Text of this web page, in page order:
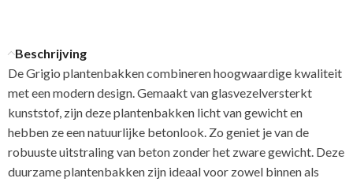
Beschrijving
De Grigio plantenbakken combineren hoogwaardige kwaliteit
met een modern design. Gemaakt van glasvezelversterkt
kunststof, zijn deze plantenbakken licht van gewicht en
hebben ze een natuurlijke betonlook. Zo geniet je van de
robuuste uitstraling van beton zonder het zware gewicht. Deze
duurzame plantenbakken zijn ideaal voor zowel binnen als